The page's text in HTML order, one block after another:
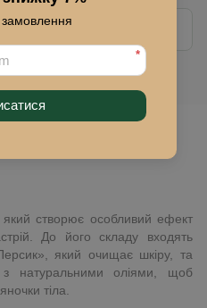
*
з'явиться
знижки
створює особливий ефект
До його складу входять
який очищає шкіру, та
натуральними оліями, щоб
тіла.